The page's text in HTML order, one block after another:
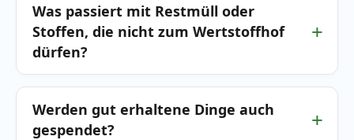
Was passiert mit Restmüll oder
Stoffen, die nicht zum Wertstoffhof
dürfen?
Werden gut erhaltene Dinge auch
gespendet?